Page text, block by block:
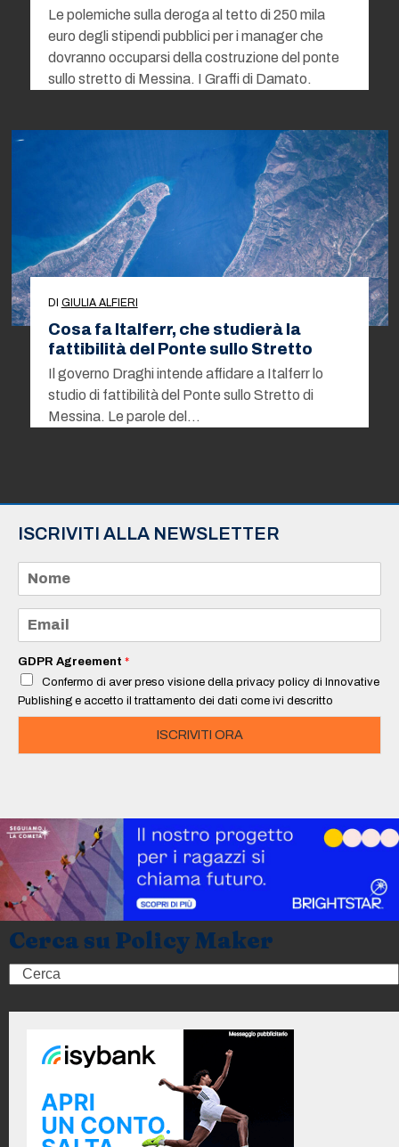
Le polemiche sulla deroga al tetto di 250 mila
euro degli stipendi pubblici per i manager che
dovranno occuparsi della costruzione del ponte
sullo stretto di Messina. I Graffi di Damato.
DI GIULIA ALFIERI
Cosa fa Italferr, che studierà la
fattibilità del Ponte sullo Stretto
Il governo Draghi intende affidare a Italferr lo
studio di fattibilità del Ponte sullo Stretto di
Messina. Le parole del…
ISCRIVITI ALLA NEWSLETTER
m
e
a
i
*
GDPR Agreement *
Confermo di aver preso visione della privacy policy di Innovative
Publishing e accetto il trattamento dei dati come ivi descritto
ISCRIVITI ORA
Cerca su Policy Maker
Search